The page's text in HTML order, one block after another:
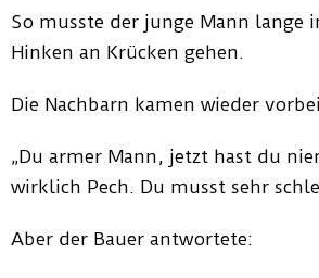
So musste der junge Mann
Hinken an Krücken gehen.
Die Nachbarn kamen wieder
„Du armer Mann, jetzt hast du
wirklich Pech. Du musst sehr
Aber der Bauer antwortete: